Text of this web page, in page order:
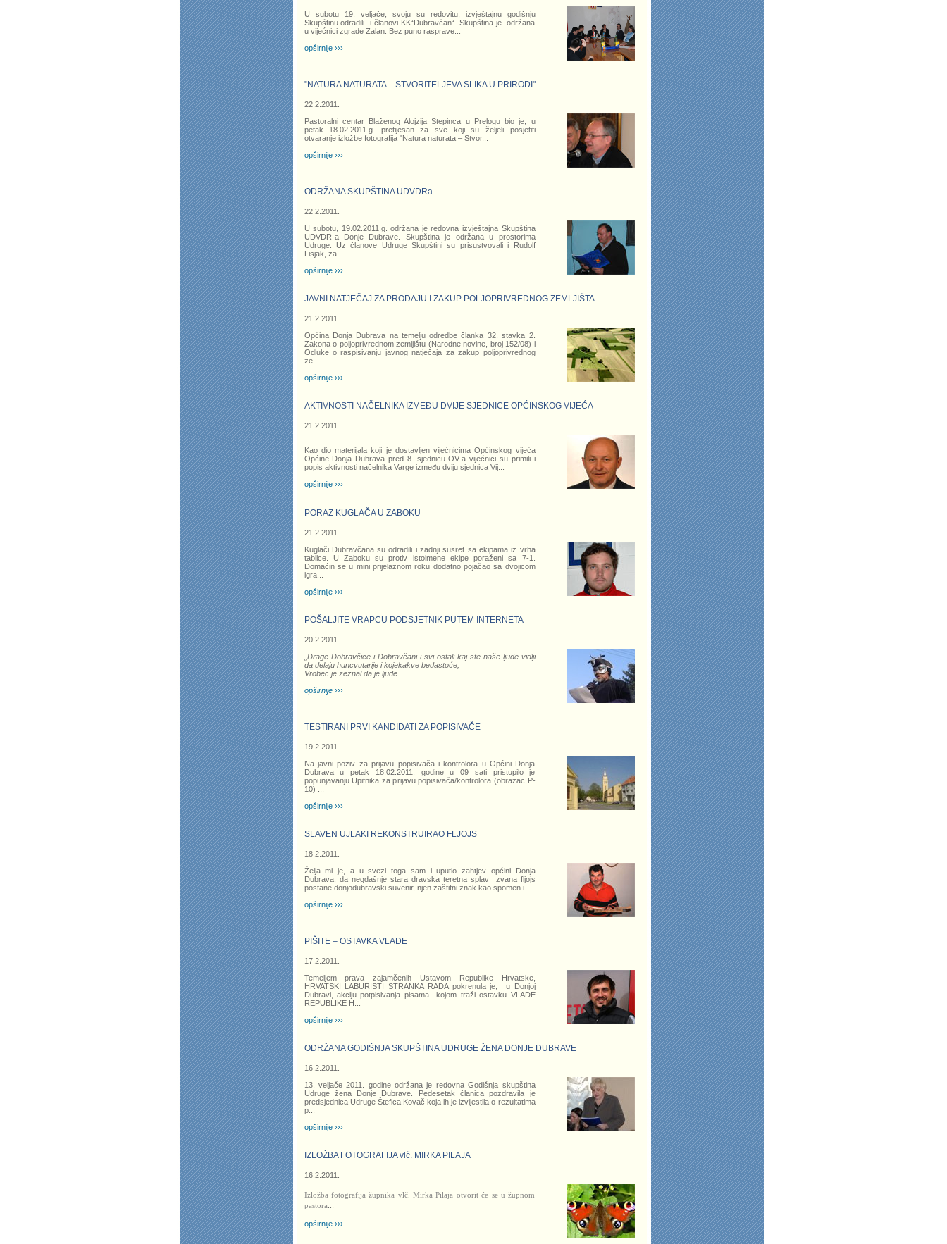
U subotu 19. veljače, svoju su redovitu, izvještajnu godišnju
Skupštinu odradili i članovi KK“Dubravčan“. Skupština je održana
u vijećnici zgrade Zalan. Bez puno rasprave...
opširnije ›››
"NATURA NATURATA – STVORITELJEVA SLIKA U PRIRODI"
22.2.2011.
Pastoralni centar Blaženog Alojzija Stepinca u Prelogu bio je, u
petak 18.02.2011.g. pretijesan za sve koji su željeli posjetiti
otvaranje izložbe fotografija "Natura naturata – Stvor...
opširnije ›››
ODRŽANA SKUPŠTINA UDVDRa
22.2.2011.
U subotu, 19.02.2011.g. održana je redovna izvještajna Skupština
UDVDR-a Donje Dubrave. Skupština je održana u prostorima
Udruge. Uz članove Udruge Skupštini su prisustvovali i Rudolf
Lisjak, za...
opširnije ›››
JAVNI NATJEČAJ ZA PRODAJU I ZAKUP POLJOPRIVREDNOG ZEMLJIŠTA
21.2.2011.
Općina Donja Dubrava na temelju odredbe članka 32. stavka 2.
Zakona o poljoprivrednom zemljištu (Narodne novine, broj 152/08) i
Odluke o raspisivanju javnog natječaja za zakup poljoprivrednog
ze...
opširnije ›››
AKTIVNOSTI NAČELNIKA IZMEĐU DVIJE SJEDNICE OPĆINSKOG VIJEĆA
21.2.2011.
Kao dio materijala koji je dostavljen vijećnicima Općinskog vijeća
Općine Donja Dubrava pred 8. sjednicu OV-a vijećnici su primili i
popis aktivnosti načelnika Varge između dviju sjednica Vij...
opširnije ›››
PORAZ KUGLAČA U ZABOKU
21.2.2011.
Kuglači Dubravčana su odradili i zadnji susret sa ekipama iz vrha
tablice. U Zaboku su protiv istoimene ekipe poraženi sa 7-1.
Domaćin se u mini prijelaznom roku dodatno pojačao sa dvojicom
igra...
opširnije ›››
POŠALJITE VRAPCU PODSJETNIK PUTEM INTERNETA
20.2.2011.
„Drage Dobravčice i Dobravčani i svi ostali kaj ste naše ljude vidlji
da delaju huncvutarije i kojekakve bedastoće,
Vrobec je zeznal da je ljude
opširnije ›››
TESTIRANI PRVI KANDIDATI ZA POPISIVAČE
19.2.2011.
Na javni poziv za prijavu popisivača i kontrolora u Općini Donja
Dubrava u petak 18.02.2011. godine u 09 sati pristupilo je
popunjavanju Upitnika za prijavu popisivača/kontrolora (obrazac P-
10)
opširnije ›››
SLAVEN UJLAKI REKONSTRUIRAO FLJOJS
18.2.2011.
Želja mi je, a u svezi toga sam i uputio zahtjev općini Donja
Dubrava, da negdašnje stara dravska teretna splav zvana fljojs
postane donjodubravski suvenir, njen zaštitni znak kao spomen i...
opširnije ›››
PIŠITE – OSTAVKA VLADE
17.2.2011.
Temeljem prava zajamčenih Ustavom Republike Hrvatske,
HRVATSKI LABURISTI STRANKA RADA pokrenula je, u Donjoj
Dubravi, akciju potpisivanja pisama kojom traži ostavku VLADE
REPUBLIKE H
opširnije ›››
ODRŽANA GODIŠNJA SKUPŠTINA UDRUGE ŽENA DONJE DUBRAVE
16.2.2011.
13. veljače 2011. godine održana je redovna Godišnja skupština
Udruge žena Donje Dubrave. Pedesetak članica pozdravila je
predsjednica Udruge Štefica Kovač koja ih je izvijestila o rezultatima
p...
opširnije ›››
IZLOŽBA FOTOGRAFIJA vlč. MIRKA PILAJA
16.2.2011.
Izložba fotografija župnika vlč. Mirka Pilaja otvorit će se u župnom
pastora
opširnije ›››